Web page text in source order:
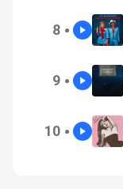
8 ●
9 ●
10 ●